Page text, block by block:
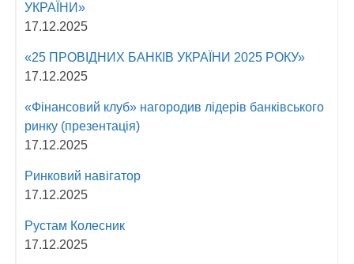
УКРАЇНИ»
17.12.2025
«25 ПРОВІДНИХ БАНКІВ УКРАЇНИ 2025 РОКУ»
17.12.2025
«Фінансовий клуб» нагородив лідерів банківського
ринку (презентація)
17.12.2025
Ринковий навігатор
17.12.2025
Рустам Колесник
17.12.2025